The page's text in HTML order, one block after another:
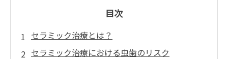
目次
セラミック治療とは？
セラミック治療における虫歯のリスク